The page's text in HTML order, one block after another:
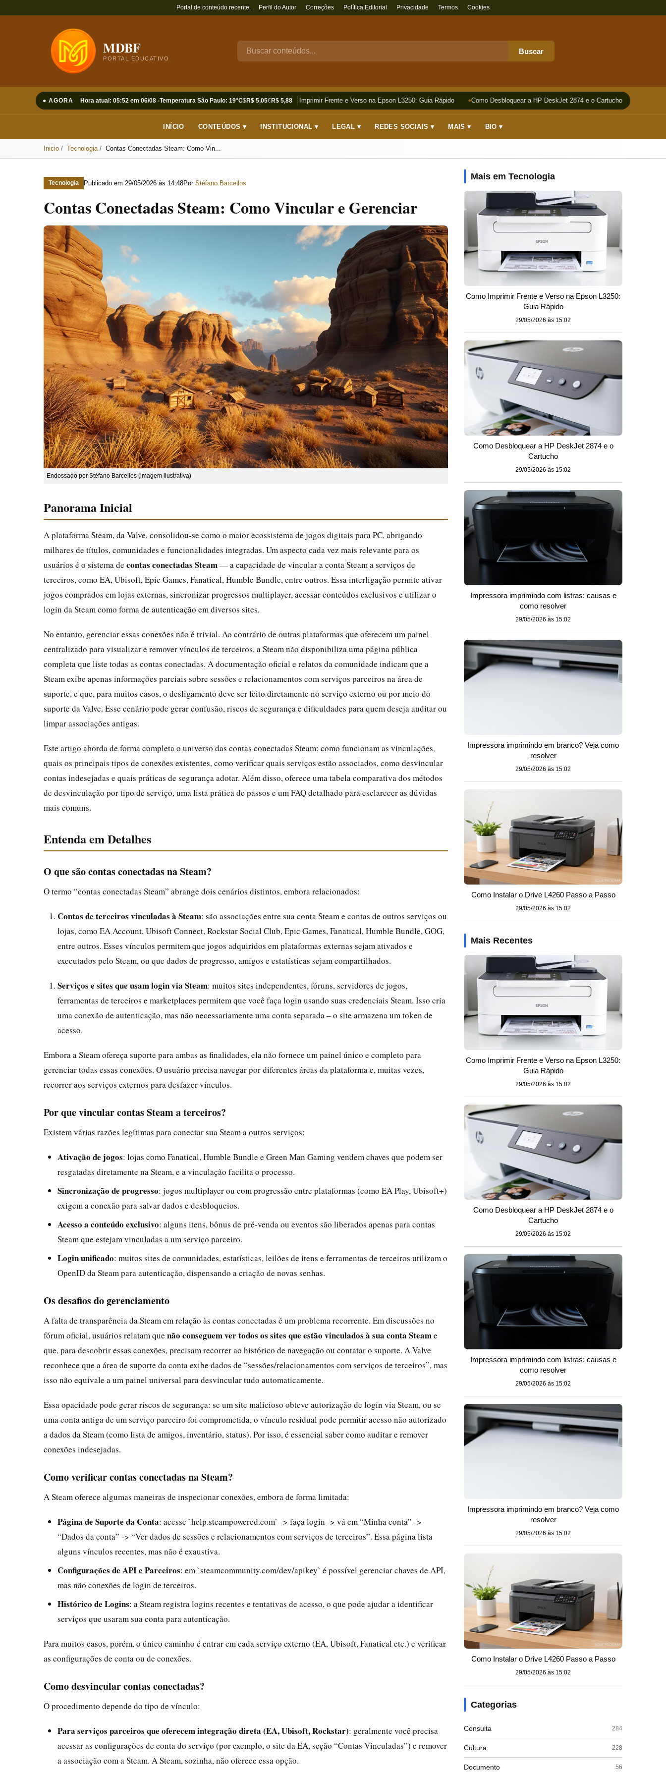
Portal de conteúdo recente. Perfil do Autor Correções Política Editorial Privacidade Termos Cookies
MDBF
PORTAL EDUCATIVO
Buscar
● AGORA Hora atual: 05:52 em 06/08 -Temperatura São Paulo: 19°C$R$ 5,05€R$ 5,88
Como Imprimir Frente e Verso na Epson L3250: Guia Rápido Como Desbloquear a HP DeskJet 2874 e o Cartucho
INÍCIO CONTEÚDOS ▾ INSTITUCIONAL ▾ LEGAL ▾ REDES SOCIAIS ▾ MAIS ▾ BIO ▾
Inicio Tecnologia Contas Conectadas Steam: Como Vin...
Tecnologia Publicado em 29/05/2026 às 14:48Por Stéfano Barcellos
Contas Conectadas Steam: Como Vincular e Gerenciar
Endossado por Stéfano Barcellos (imagem ilustrativa)
Panorama Inicial
A plataforma Steam, da Valve, consolidou-se como o maior ecossistema de jogos digitais para PC, abrigando
milhares de títulos, comunidades e funcionalidades integradas. Um aspecto cada vez mais relevante para os
usuários é o sistema de contas conectadas Steam— a capacidade de vincular a conta Steam a serviços de
terceiros, como EA, Ubisoft, Epic Games, Fanatical, Humble Bundle, entre outros. Essa interligação permite ativar
jogos comprados em lojas externas, sincronizar progressos multiplayer, acessar conteúdos exclusivos e utilizar o
login da Steam como forma de autenticação em diversos sites.
No entanto, gerenciar essas conexões não é trivial. Ao contrário de outras plataformas que oferecem um painel
centralizado para visualizar e remover vínculos de terceiros, a Steam não disponibiliza uma página pública
completa que liste todas as contas conectadas. A documentação oficial e relatos da comunidade indicam que a
Steam exibe apenas informações parciais sobre sessões e relacionamentos com serviços parceiros na área de
suporte, e que, para muitos casos, o desligamento deve ser feito diretamente no serviço externo ou por meio do
suporte da Valve. Esse cenário pode gerar confusão, riscos de segurança e dificuldades para quem deseja auditar ou
limpar associações antigas.
Este artigo aborda de forma completa o universo das contas conectadas Steam: como funcionam as vinculações,
quais os principais tipos de conexões existentes, como verificar quais serviços estão associados, como desvincular
contas indesejadas e quais práticas de segurança adotar. Além disso, oferece uma tabela comparativa dos métodos
de desvinculação por tipo de serviço, uma lista prática de passos e um FAQ detalhado para esclarecer as dúvidas
mais comuns.
Entenda em Detalhes
O que são contas conectadas na Steam?
O termo “contas conectadas Steam” abrange dois cenários distintos, embora relacionados:
Contas de terceiros vinculadas à Steam: são associações entre sua conta Steam e contas de outros serviços ou
lojas, como EA Account, Ubisoft Connect, Rockstar Social Club, Epic Games, Fanatical, Humble Bundle, GOG,
entre outros. Esses vínculos permitem que jogos adquiridos em plataformas externas sejam ativados e
executados pelo Steam, ou que dados de progresso, amigos e estatísticas sejam compartilhados.
Serviços e sites que usam login via Steam: muitos sites independentes, fóruns, servidores de jogos,
ferramentas de terceiros e marketplaces permitem que você faça login usando suas credenciais Steam. Isso cria
uma conexão de autenticação, mas não necessariamente uma conta separada – o site armazena um token de
acesso.
Embora a Steam ofereça suporte para ambas as finalidades, ela não fornece um painel único e completo para
gerenciar todas essas conexões. O usuário precisa navegar por diferentes áreas da plataforma e, muitas vezes,
recorrer aos serviços externos para desfazer vínculos.
Por que vincular contas Steam a terceiros?
Existem várias razões legítimas para conectar sua Steam a outros serviços:
Ativação de jogos: lojas como Fanatical, Humble Bundle e Green Man Gaming vendem chaves que podem ser
resgatadas diretamente na Steam, e a vinculação facilita o processo.
Sincronização de progresso: jogos multiplayer ou com progressão entre plataformas (como EA Play, Ubisoft+)
exigem a conexão para salvar dados e desbloqueios.
Acesso a conteúdo exclusivo: alguns itens, bônus de pré-venda ou eventos são liberados apenas para contas
Steam que estejam vinculadas a um serviço parceiro.
Login unificado: muitos sites de comunidades, estatísticas, leilões de itens e ferramentas de terceiros utilizam o
OpenID da Steam para autenticação, dispensando a criação de novas senhas.
Os desafios do gerenciamento
A falta de transparência da Steam em relação às contas conectadas é um problema recorrente. Em discussões no
fórum oficial, usuários relatam que não conseguem ver todos os sites que estão vinculados à sua conta Steame
que, para descobrir essas conexões, precisam recorrer ao histórico de navegação ou contatar o suporte. A Valve
reconhece que a área de suporte da conta exibe dados de “sessões/relacionamentos com serviços de terceiros”, mas
isso não equivale a um painel universal para desvincular tudo automaticamente.
Essa opacidade pode gerar riscos de segurança: se um site malicioso obteve autorização de login via Steam, ou se
uma conta antiga de um serviço parceiro foi comprometida, o vínculo residual pode permitir acesso não autorizado
a dados da Steam (como lista de amigos, inventário, status). Por isso, é essencial saber como auditar e remover
conexões indesejadas.
Como verificar contas conectadas na Steam?
A Steam oferece algumas maneiras de inspecionar conexões, embora de forma limitada:
Página de Suporte da Conta: acesse `help.steampowered.com` -> faça login -> vá em “Minha conta” ->
“Dados da conta” -> “Ver dados de sessões e relacionamentos com serviços de terceiros”. Essa página lista
alguns vínculos recentes, mas não é exaustiva.
Configurações de API e Parceiros: em `steamcommunity.com/dev/apikey` é possível gerenciar chaves de API,
mas não conexões de login de terceiros.
Histórico de Logins: a Steam registra logins recentes e tentativas de acesso, o que pode ajudar a identificar
serviços que usaram sua conta para autenticação.
Para muitos casos, porém, o único caminho é entrar em cada serviço externo (EA, Ubisoft, Fanatical etc.) e verificar
as configurações de conta ou de conexões.
Como desvincular contas conectadas?
O procedimento depende do tipo de vínculo:
Para serviços parceiros que oferecem integração direta (EA, Ubisoft, Rockstar): geralmente você precisa
acessar as configurações de conta do serviço (por exemplo, o site da EA, seção “Contas Vinculadas”) e remover
a associação com a Steam. A Steam, sozinha, não oferece essa opção.
Mais em Tecnologia
Como Imprimir Frente e Verso na Epson L3250:
Guia Rápido
29/05/2026 às 15:02
Como Desbloquear a HP DeskJet 2874 e o
Cartucho
29/05/2026 às 15:02
Impressora imprimindo com listras: causas e
como resolver
29/05/2026 às 15:02
Impressora imprimindo em branco? Veja como
resolver
29/05/2026 às 15:02
Como Instalar o Drive L4260 Passo a Passo
29/05/2026 às 15:02
Mais Recentes
Como Imprimir Frente e Verso na Epson L3250:
Guia Rápido
29/05/2026 às 15:02
Como Desbloquear a HP DeskJet 2874 e o
Cartucho
29/05/2026 às 15:02
Impressora imprimindo com listras: causas e
como resolver
29/05/2026 às 15:02
Impressora imprimindo em branco? Veja como
resolver
29/05/2026 às 15:02
Como Instalar o Drive L4260 Passo a Passo
29/05/2026 às 15:02
Categorias
Consulta 284
Cultura 228
Documento 56